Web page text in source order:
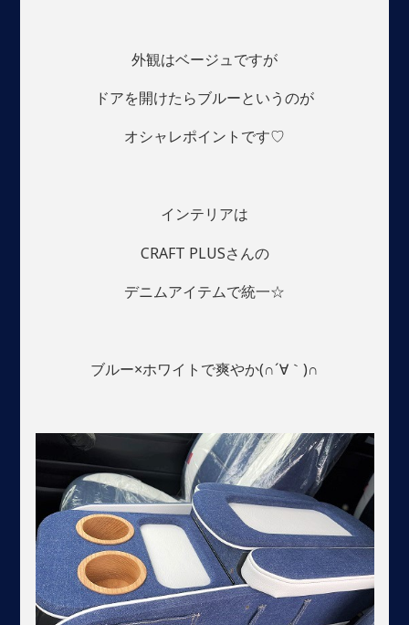
外観はベージュですが
ドアを開けたらブルーというのが
オシャレポイントです♡
インテリアは
CRAFT PLUSさんの
デニムアイテムで統一☆
ブルー×ホワイトで爽やか(∩´∀｀)∩